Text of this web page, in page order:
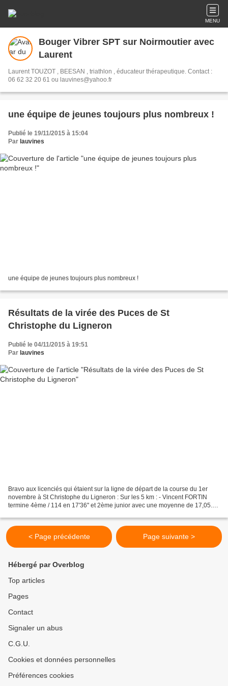
MENU
Bouger Vibrer SPT sur Noirmoutier avec
Laurent
Laurent TOUZOT , BEESAN , triathlon , éducateur thérapeutique. Contact :
06 62 32 20 61 ou lauvines@yahoo.fr
une équipe de jeunes toujours plus nombreux !
Publié le 19/11/2015 à 15:04
Par lauvines
une équipe de jeunes toujours plus nombreux !
Résultats de la virée des Puces de St
Christophe du Ligneron
Publié le 04/11/2015 à 19:51
Par lauvines
Bravo aux licenciés qui étaient sur la ligne de départ de la course du 1er
novembre à St Christophe du Ligneron : Sur les 5 km : - Vincent FORTIN
termine 4ème / 114 en 17'36'' et 2ème junior avec une moyenne de 17,05.
< Page précédente Page suivante >
Hébergé par Overblog
Top articles
Pages
Contact
Signaler un abus
C.G.U.
Cookies et données personnelles
Préférences cookies